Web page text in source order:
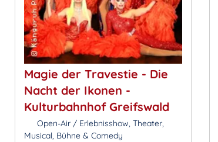
Magie der Travestie - Die
Nacht der Ikonen -
Kulturbahnhof Greifswald
Open-Air / Erlebnisshow, Theater,
Musical, Bühne & Comedy